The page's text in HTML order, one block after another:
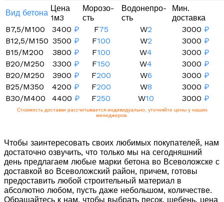
Вид бетона Цена
1м3
Морозо-
сть
Водонепро-
сть
Мин.
доставка
B7,5/M100
3400 ₽ F75 W2 3000 ₽
B12,5/M150 3500 ₽ F100 W2 3000 ₽
B15/M200
3800 ₽ F100 W4 3000 ₽
B20/M250
3300 ₽ F150 W4 3000 ₽
B20/M250
3900 ₽ F200 W6 3000 ₽
B25/M350
4200 ₽ F200 W8 3000 ₽
B30/M400
4400 ₽ F250 W10 3000 ₽
Стоимость доставки рассчитывается индивидуально, уточняйте цены у наших
менеджеров.
Чтобы заинтересовать своих любимых покупателей, нам
достаточно озвучить, что только мы на сегодняшний
день предлагаем любые марки бетона во Всеволожске с
доставкой во Всеволожский район, причем, готовы
предоставить любой строительный материал в
абсолютно любом, пусть даже небольшом, количестве.
Обращайтесь к нам, чтобы выбрать песок, щебень, цена